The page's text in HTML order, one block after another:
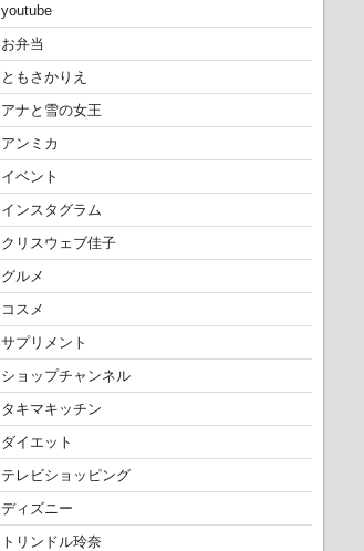
youtube
お弁当
ともさかりえ
アナと雪の女王
アンミカ
イベント
インスタグラム
クリスウェブ佳子
グルメ
コスメ
サプリメント
ショップチャンネル
タキマキッチン
ダイエット
テレビショッピング
ディズニー
トリンドル玲奈